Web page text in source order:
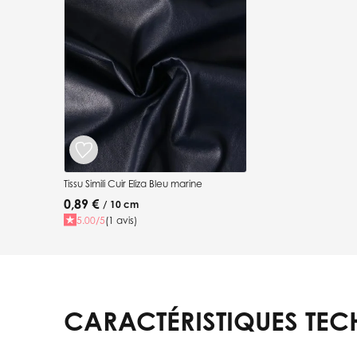
Tissu Simili Cuir Eliza Bleu marine
0,89 € / 10 cm
5.00/5(1 avis)
CARACTÉRISTIQUES